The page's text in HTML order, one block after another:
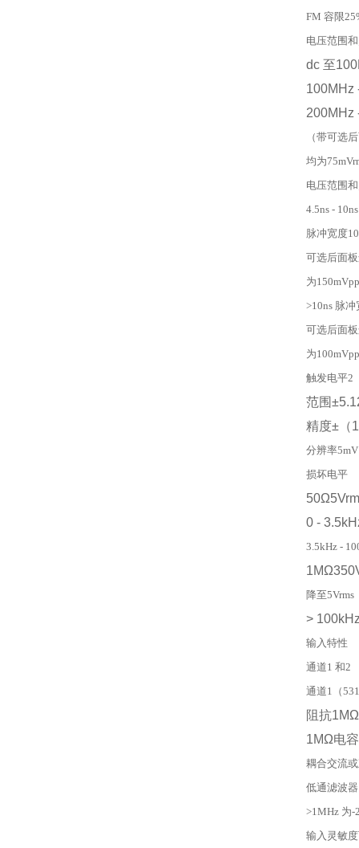
FM 容限
电压范围
dc 至
100MHz
200MHz
（带可选
均为
电压范围
4.5ns - 10ns
脉冲宽度
可选后面
为
>10ns 脉
可选后面
为
触发电平2
范围
精度±（
分辨率5mV
损坏电平
50Ω
0 -
3.5kHz -
1MΩ
降至5Vrms
>
输入特性
通道1 和2
通道1（
阻抗1MΩ
1MΩ电
耦合交流
低通滤波
>1MHz 为-
输入灵敏